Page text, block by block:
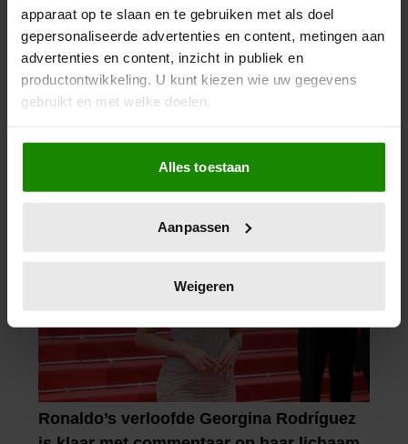
apparaat op te slaan en te gebruiken met als doel
gepersonaliseerde advertenties en content, metingen aan
advertenties en content, inzicht in publiek en
productontwikkeling. U kunt kiezen wie uw gegevens
gebruikt en met welke doelen.
Als u het toestaat, willen we ook graag:
Informatie verzamelen over uw geografische
locatie, die tot een paar meter nauwkeurig kan zijn
scannen op specifieke eigenschappen (fingerprinting)
verwerkt en stel uw voorkeuren in het
intrekken in de Cookieverklaring.
We gebruiken cookies om content en advertenties te
personaliseren, om functies voor social media te bieden
en om ons websiteverkeer te analyseren. Ook delen we
informatie over uw gebruik van onze site met onze
Alles toestaan
Aanpassen
Weigeren